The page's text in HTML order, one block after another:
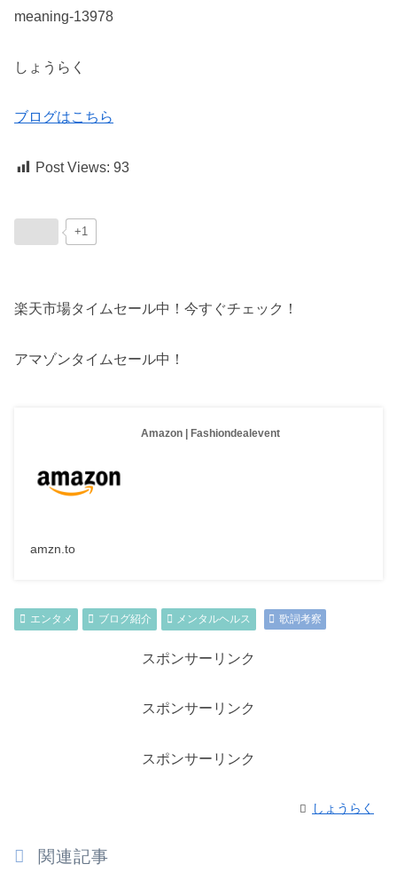
meaning-13978
しょうらく
ブログはこちら
Post Views: 93
+1
楽天市場タイムセール中！今すぐチェック！
アマゾンタイムセール中！
Amazon | Fashiondealevent
amzn.to
エンタメ ブログ紹介 メンタルヘルス 歌詞考察
スポンサーリンク
スポンサーリンク
スポンサーリンク
しょうらく
関連記事